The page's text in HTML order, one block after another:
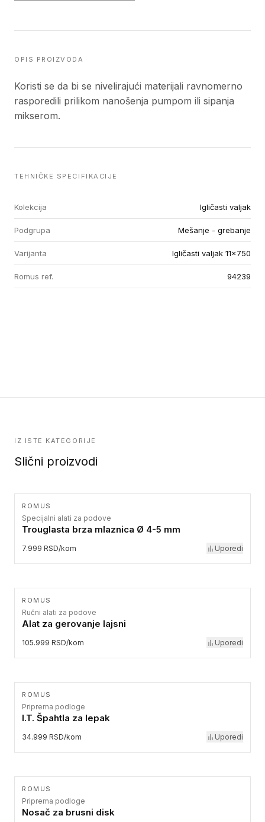
OPIS PROIZVODA
Koristi se da bi se nivelirajući materijali ravnomerno
rasporedili prilikom nanošenja pumpom ili sipanja
mikserom.
TEHNIČKE SPECIFIKACIJE
Kolekcija Igličasti valjak
Podgrupa Mešanje - grebanje
Varijanta Igličasti valjak 11x750
Romus ref. 94239
IZ ISTE KATEGORIJE
Slični proizvodi
ROMUS
Specijalni alati za podove
Trouglasta brza mlaznica Ø 4-5 mm
7.999 RSD/kom Uporedi
ROMUS
Ručni alati za podove
Alat za gerovanje lajsni
105.999 RSD/kom Uporedi
ROMUS
Priprema podloge
I.T. Špahtla za lepak
34.999 RSD/kom Uporedi
ROMUS
Priprema podloge
Nosač za brusni disk